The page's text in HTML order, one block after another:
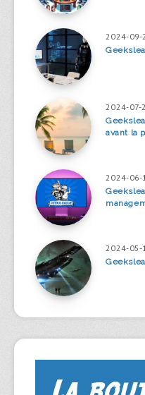
2024-09-
2024-07-
avant la
2024-06-
2024-05-